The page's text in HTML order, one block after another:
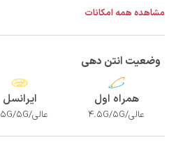
مشاهده همه امکانات
وضعیت انتن دهی
همراه اول
عالی/4.5G/5G
ایرانسل
عالی/4.5G/5G